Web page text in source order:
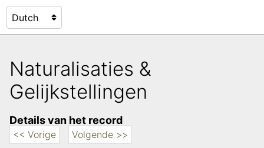
Naturalisaties &
Gelijkstellingen
Details van het record
<< Vorige Volgende >>